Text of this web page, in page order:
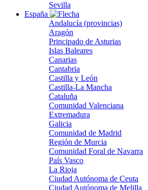
Sevilla
España
Andalucía (provincias)
Aragón
Principado de Asturias
Islas Baleares
Canarias
Cantabria
Castilla y León
Castilla-La Mancha
Cataluña
Comunidad Valenciana
Extremadura
Galicia
Comunidad de Madrid
Región de Murcia
Comunidad Foral de Navarra
País Vasco
La Rioja
Ciudad Autónoma de Ceuta
Ciudad Autónoma de Melilla